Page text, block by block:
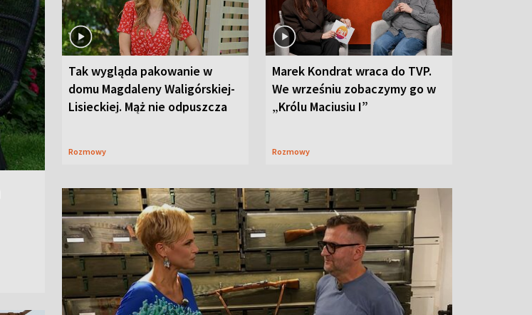
Tak wygląda pakowanie w
domu Magdaleny Waligórskiej-
Lisieckiej. Mąż nie odpuszcza
Rozmowy
Marek Kondrat wraca do TVP.
We wrześniu zobaczymy go w
„Królu Maciusiu I”
Rozmowy